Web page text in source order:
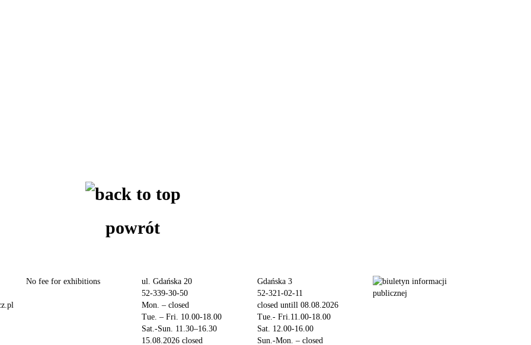
powrót
No fee for exhibitions
ul. Gdańska 20
52-339-30-50
Mon. – closed
Tue. – Fri. 10.00-18.00
Sat.-Sun. 11.30–16.30
15.08.2026 closed
Gdańska 3
52-321-02-11
closed untill 08.08.2026
Tue.- Fri.11.00-18.00
Sat. 12.00-16.00
Sun.-Mon. – closed